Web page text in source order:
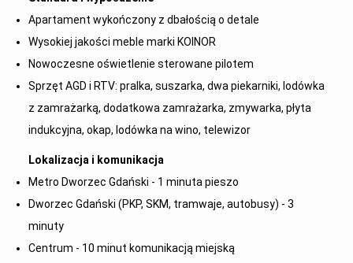
Apartament wykończony z dbałością o detale
Wysokiej jakości meble marki KOINOR
Nowoczesne oświetlenie sterowane pilotem
Sprzęt AGD i RTV: pralka, suszarka, dwa piekarniki, lodówka
z zamrażarką, dodatkowa zamrażarka, zmywarka, płyta
indukcyjna, okap, lodówka na wino, telewizor
Lokalizacja i komunikacja
Metro Dworzec Gdański - 1 minuta pieszo
Dworzec Gdański (PKP, SKM, tramwaje, autobusy) - 3
minuty
Centrum - 10 minut komunikacją miejską